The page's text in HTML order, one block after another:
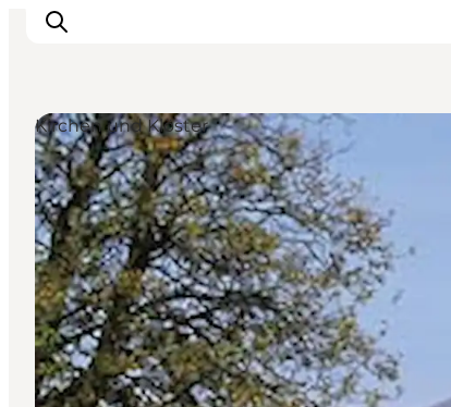
Erleben
Städte und Orte
Events
Essen
Unterkunft
Reise planen
Kirchen und Klöster